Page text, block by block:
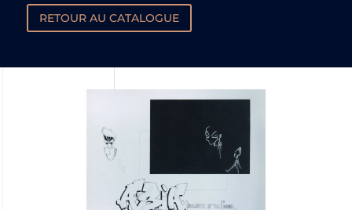
RETOUR AU CATALOGUE